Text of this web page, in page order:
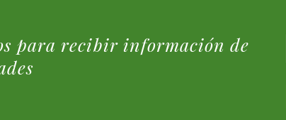
para recibir información de